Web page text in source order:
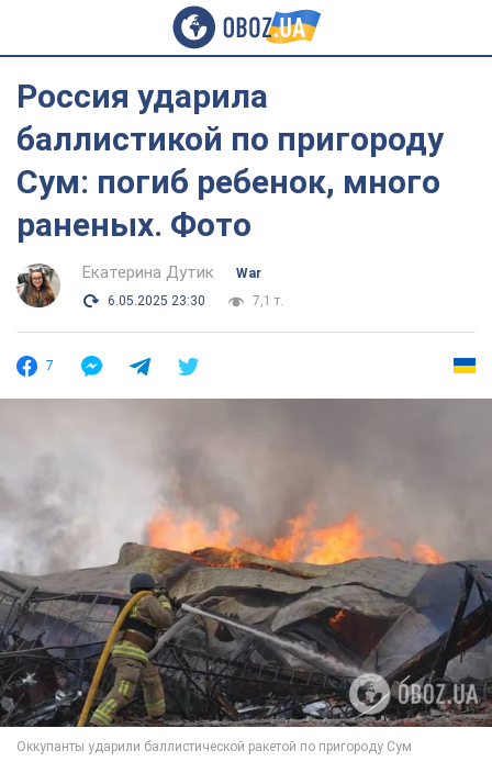
Россия ударила
баллистикой по пригороду
Сум: погиб ребенок, много
раненых. Фото
Екатерина Дутик
War
6.05.2025 23:30
7,1 т.
7